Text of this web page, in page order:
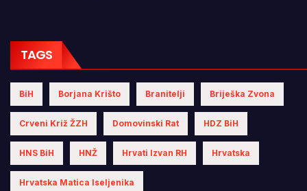
TAGS
BiH Borjana Krišto Branitelji Briješka Zvona
Crveni Križ ŽZH Domovinski Rat HDZ BiH
HNS BiH HNŽ Hrvati Izvan RH Hrvatska
Hrvatska Matica Iseljenika